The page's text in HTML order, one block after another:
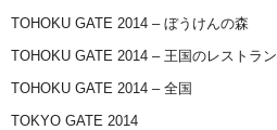
TOHOKU GATE 2014 – ぼうけんの森
TOHOKU GATE 2014 – 王国のレストラン
TOHOKU GATE 2014 – 全国
TOKYO GATE 2014